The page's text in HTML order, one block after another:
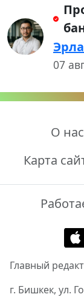
07
О нас
Карта
Главный
г. Бишкек, ул.